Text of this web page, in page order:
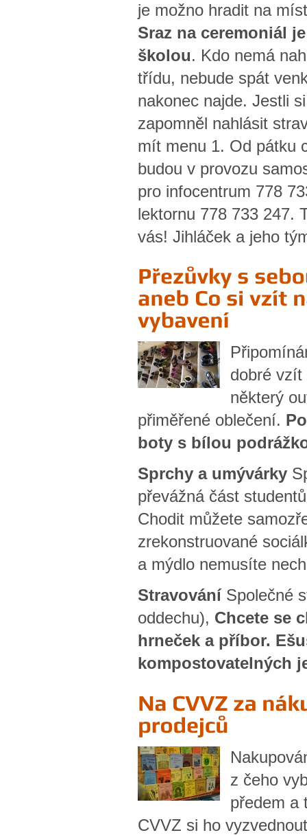
je možno hradit na
Sraz na ceremoniál
školou. Kdo nemá
třídu, nebude spát
nakonec najde. Jestli
zapomněl nahlásit
mít menu 1. Od pátku
budou v provozu
pro infocentrum 778
lektornu 778 733 247.
vás! Jihláček a jeho
dobré vzít
některý
přiměřené oblečení.
boty s bílou
Sprchy a umývárky
převážná část
Chodit můžete
zrekonstruované
a mýdlo nemusíte
StravováníSpolečné
oddechu), Chcete se
hrneček a příbor.
kompostovatelných
z čeho
předem a
CVVZ si ho